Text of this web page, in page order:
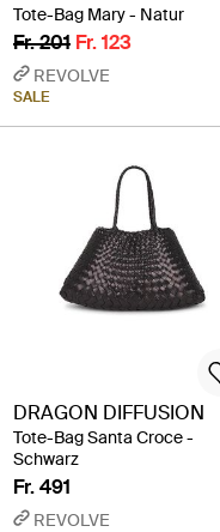
Tote-Bag Mary - Natur
Fr. 201 Fr. 123
REVOLVE
SALE
DRAGON DIFFUSION
Tote-Bag Santa Croce -
Schwarz
Fr. 491
REVOLVE